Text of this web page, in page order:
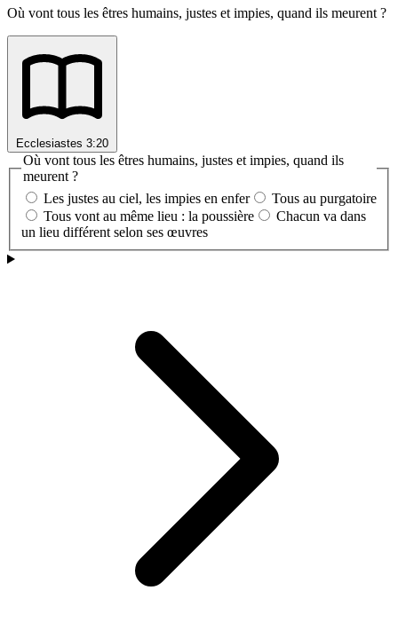
Où vont tous les êtres humains, justes et impies, quand ils meurent ?
Ecclesiastes 3:20
Où vont tous les êtres humains, justes et impies, quand ils
meurent ?
Les justes au ciel, les impies en enfer
Tous au purgatoire
Tous vont au même lieu : la poussière
Chacun va dans
un lieu différent selon ses œuvres